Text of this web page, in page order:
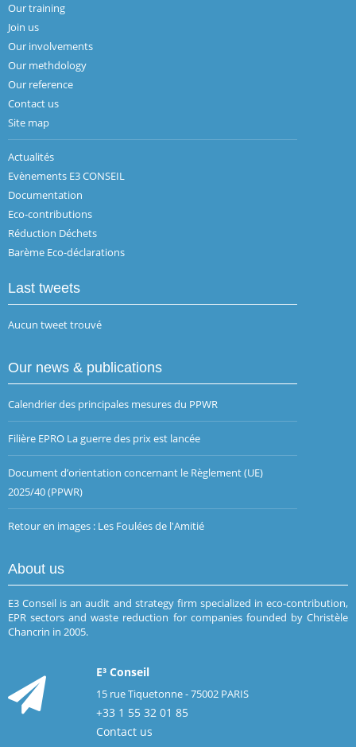
Our training
Join us
Our involvements
Our methdology
Our reference
Contact us
Site map
Actualités
Evènements E3 CONSEIL
Documentation
Eco-contributions
Réduction Déchets
Barème Eco-déclarations
Last tweets
Aucun tweet trouvé
Our news & publications
Calendrier des principales mesures du PPWR
Filière EPRO La guerre des prix est lancée
Document d’orientation concernant le Règlement (UE)
2025/40 (PPWR)
Retour en images : Les Foulées de l'Amitié
About us
E3 Conseil is an audit and strategy firm specialized in eco-contribution,
EPR sectors and waste reduction for companies founded by Christèle
Chancrin in 2005.
E³ Conseil
15 rue Tiquetonne - 75002 PARIS
+33 1 55 32 01 85
Contact us